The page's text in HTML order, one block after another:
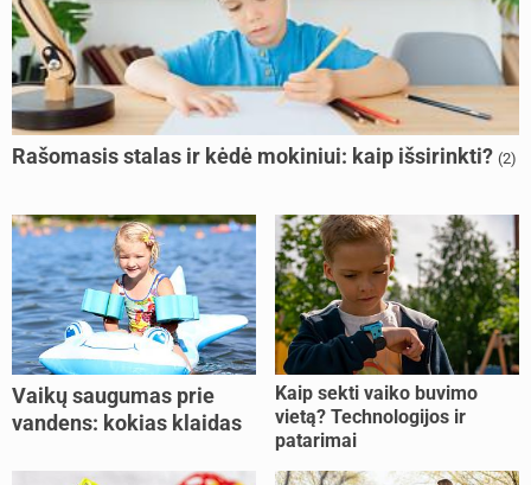
Rašomasis stalas ir kėdė mokiniui: kaip išsirinkti? (2)
Vaikų saugumas prie
vandens: kokias klaidas
Kaip sekti vaiko buvimo
vietą? Technologijos ir
patarimai